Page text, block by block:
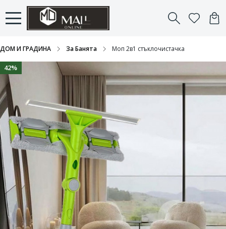
ДОМ И ГРАДИНА За Банята Моп 2в1 стъклочистачка
42%